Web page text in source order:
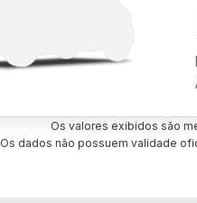
Os valores exibidos são
Os dados não possuem validade